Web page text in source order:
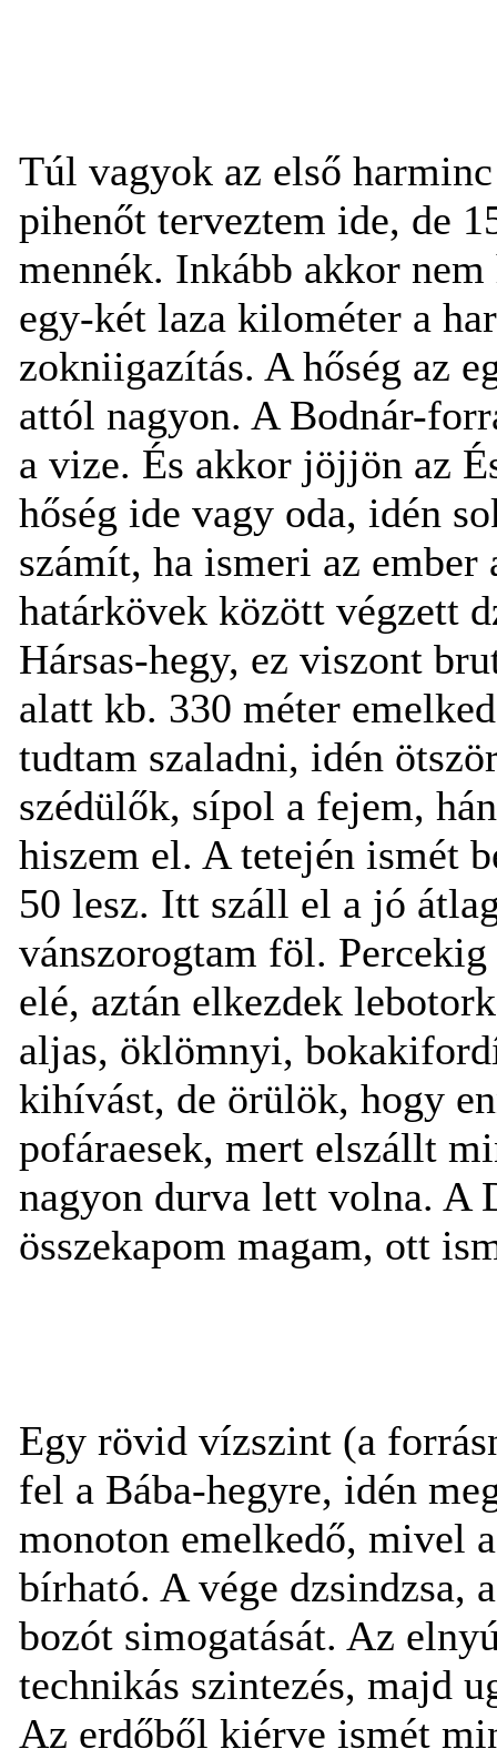
Túl vagyok az első
pihenőt terveztem ide, de
mennék. Inkább akkor
egy-két laza kilométer a
zokniigazítás. A hőség az
attól nagyon. A Bodnár-
a vize. És akkor jöjjön az
hőség ide vagy oda, idén
számít, ha ismeri az ember
határkövek között végzett
Hársas-hegy, ez viszont
alatt kb. 330 méter
tudtam szaladni, idén
szédülők, sípol a fejem,
hiszem el. A tetején ismét
50 lesz. Itt száll el a jó
vánszorogtam föl.
elé, aztán elkezdek
aljas, öklömnyi,
kihívást, de örülök, hogy
pofáraesek, mert elszállt
nagyon durva lett volna. A
összekapom magam, ott
Egy rövid vízszint (a
fel a Bába-hegyre, idén
monoton emelkedő, mivel
bírható. A vége dzsindzsa,
bozót simogatását. Az
technikás szintezés, majd
Az erdőből kiérve ismét